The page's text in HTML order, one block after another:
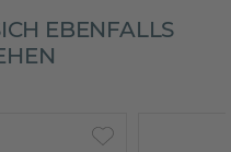
EBENFALLS